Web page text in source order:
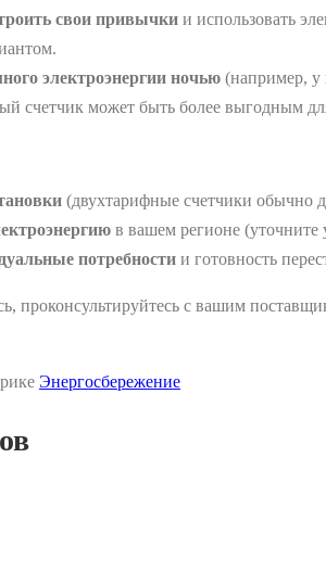
свои привычки и использовать
электроэнергии ночью (например, у
счетчик может быть более выгодным
(двухтарифные счетчики обычно
в вашем регионе (уточните
потребности и готовность
проконсультируйтесь с вашим
Энергосбережение